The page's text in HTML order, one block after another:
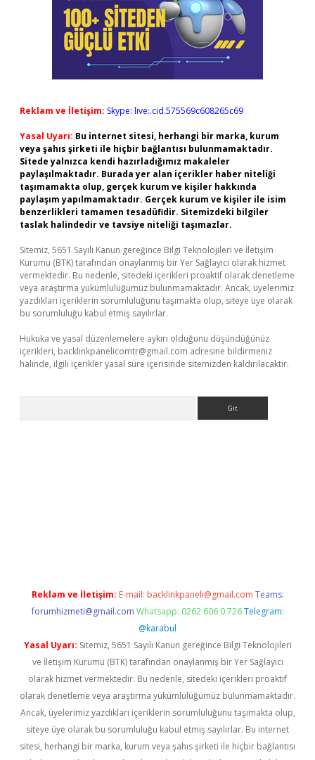
Reklam ve İletişim: Skype: live:.cid.575569c608265c69
Yasal Uyarı: Bu internet sitesi, herhangi bir marka, kurum
veya şahıs şirketi ile hiçbir bağlantısı bulunmamaktadır.
Sitede yalnızca kendi hazırladığımız makaleler
paylaşılmaktadır. Burada yer alan içerikler haber niteliği
taşımamakta olup, gerçek kurum ve kişiler hakkında
paylaşım yapılmamaktadır. Gerçek kurum ve kişiler ile isim
benzerlikleri tamamen tesadüfidir. Sitemizdeki bilgiler
taslak halindedir ve tavsiye niteliği taşımazlar.
Sitemiz, 5651 Sayılı Kanun gereğince Bilgi Teknolojileri ve İletişim
Kurumu (BTK) tarafından onaylanmış bir Yer Sağlayıcı olarak hizmet
vermektedir. Bu nedenle, sitedeki içerikleri proaktif olarak denetleme
veya araştırma yükümlülüğümüz bulunmamaktadır. Ancak, üyelerimiz
yazdıkları içeriklerin sorumluluğunu taşımakta olup, siteye üye olarak
bu sorumluluğu kabul etmiş sayılırlar.
Hukuka ve yasal düzenlemelere aykırı olduğunu düşündüğünüz
içerikleri, backlinkpanelicomtr@gmail.com adresine bildirmeniz
halinde, ilgili içerikler yasal süre içerisinde sitemizden kaldırılacaktır.
Reklam ve İletişim: E-mail: backlinkpaneli@gmail.com Teams:
forumhizmeti@gmail.com Whatsapp: 0262 606 0 726 Telegram:
@karabul
Yasal Uyarı: Sitemiz, 5651 Sayılı Kanun gereğince Bilgi Teknolojileri
ve İletişim Kurumu (BTK) tarafından onaylanmış bir Yer Sağlayıcı
olarak hizmet vermektedir. Bu nedenle, sitedeki içerikleri proaktif
olarak denetleme veya araştırma yükümlülüğümüz bulunmamaktadır.
Ancak, üyelerimiz yazdıkları içeriklerin sorumluluğunu taşımakta olup,
siteye üye olarak bu sorumluluğu kabul etmiş sayılırlar. Bu internet
sitesi, herhangi bir marka, kurum veya şahıs şirketi ile hiçbir bağlantısı